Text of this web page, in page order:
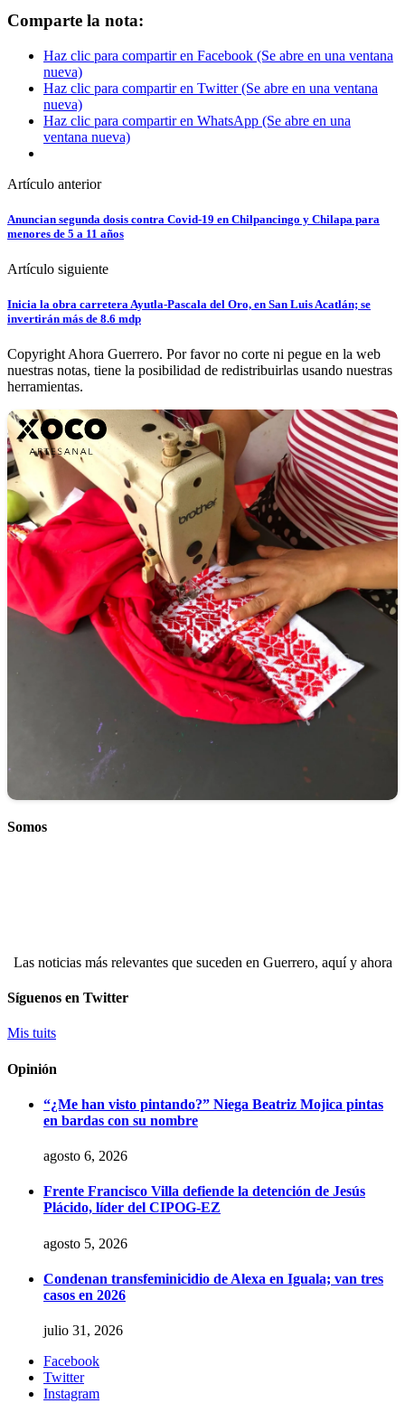
Comparte la nota:
Haz clic para compartir en Facebook (Se abre en una ventana
nueva)
Haz clic para compartir en Twitter (Se abre en una ventana
nueva)
Haz clic para compartir en WhatsApp (Se abre en una
ventana nueva)
Artículo anterior
Anuncian segunda dosis contra Covid-19 en Chilpancingo y Chilapa para
menores de 5 a 11 años
Artículo siguiente
Inicia la obra carretera Ayutla-Pascala del Oro, en San Luis Acatlán; se
invertirán más de 8.6 mdp
Copyright Ahora Guerrero. Por favor no corte ni pegue en la web
nuestras notas, tiene la posibilidad de redistribuirlas usando nuestras
herramientas.
Somos
Las noticias más relevantes que suceden en Guerrero, aquí y ahora
Síguenos en Twitter
Mis tuits
Opinión
“¿Me han visto pintando?” Niega Beatriz Mojica pintas
en bardas con su nombre
agosto 6, 2026
Frente Francisco Villa defiende la detención de Jesús
Plácido, líder del CIPOG-EZ
agosto 5, 2026
Condenan transfeminicidio de Alexa en Iguala; van tres
casos en 2026
julio 31, 2026
Facebook
Twitter
Instagram